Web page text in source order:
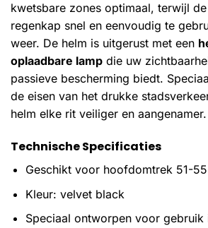
kwetsbare zones optimaal, terwijl
regenkap snel en eenvoudig te
weer. De helm is uitgerust met een
oplaadbare lamp die uw
passieve bescherming biedt.
de eisen van het drukke
helm elke rit veiliger en aangenamer.
Technische Specificaties
Geschikt voor hoofdomtrek 51-
Kleur: velvet black
Speciaal ontworpen voor gebruik